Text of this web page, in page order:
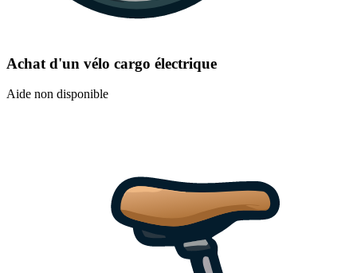
Achat d'un vélo cargo électrique
Aide non disponible